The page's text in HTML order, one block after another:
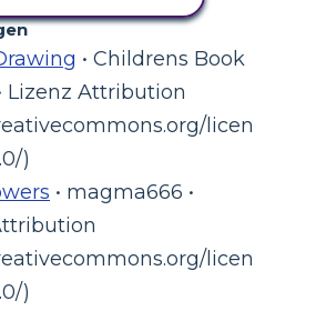
• Childrens Book
Lizenz Attribution
licen
)
• magma666 •
licen
)